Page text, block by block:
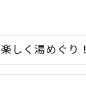
しく湯めぐり！